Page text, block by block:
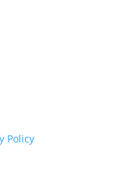
Policy